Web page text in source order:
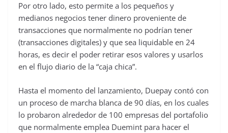
Por otro lado, esto permite a los pequeños y
medianos negocios tener dinero proveniente de
transacciones que normalmente no podrían tener
(transacciones digitales) y que sea liquidable en 24
horas, es decir el poder retirar esos valores y usarlos
en el flujo diario de la “caja chica”.
Hasta el momento del lanzamiento, Duepay contó con
un proceso de marcha blanca de 90 días, en los cuales
lo probaron alrededor de 100 empresas del portafolio
que normalmente emplea Duemint para hacer el